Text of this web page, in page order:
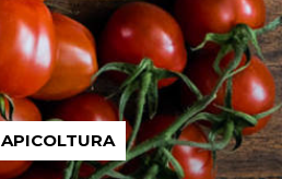
APICOLTURA